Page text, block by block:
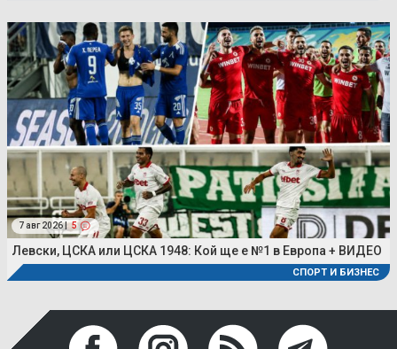
7 авг 2026 | 5
Левски, ЦСКА или ЦСКА 1948: Кой ще е №1 в Европа + ВИДЕО
СПОРТ И БИЗНЕС